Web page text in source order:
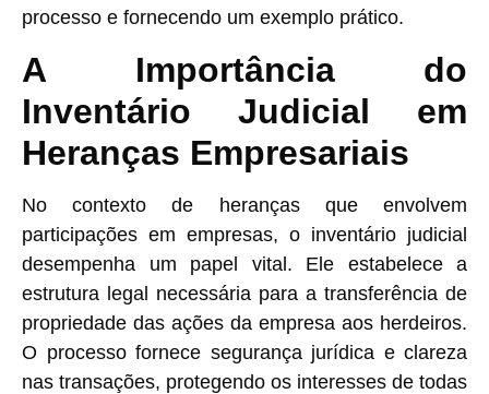
processo e fornecendo um exemplo prático.
A Importância do
Inventário Judicial em
Heranças Empresariais
No contexto de heranças que envolvem
participações em empresas, o inventário judicial
desempenha um papel vital. Ele estabelece a
estrutura legal necessária para a transferência de
propriedade das ações da empresa aos herdeiros.
O processo fornece segurança jurídica e clareza
nas transações, protegendo os interesses de todas